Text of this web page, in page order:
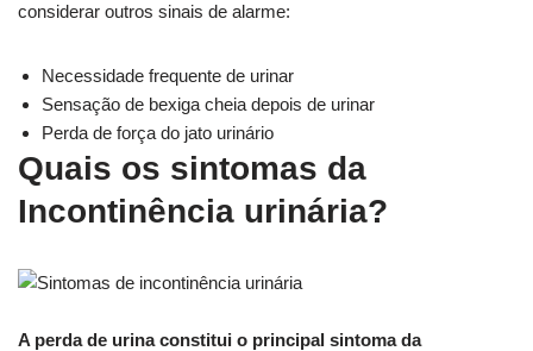
considerar outros sinais de alarme:
Necessidade frequente de urinar
Sensação de bexiga cheia depois de urinar
Perda de força do jato urinário
Quais os sintomas da
Incontinência urinária?
A perda de urina constitui o principal sintoma da